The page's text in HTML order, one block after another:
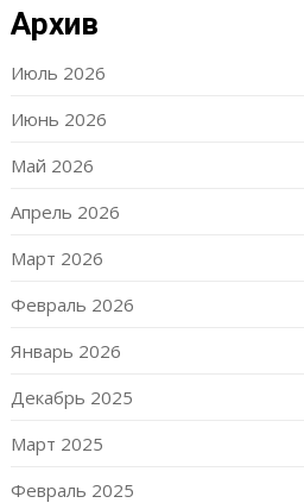
Архив
Июль 2026
Июнь 2026
Май 2026
Апрель 2026
Март 2026
Февраль 2026
Январь 2026
Декабрь 2025
Март 2025
Февраль 2025